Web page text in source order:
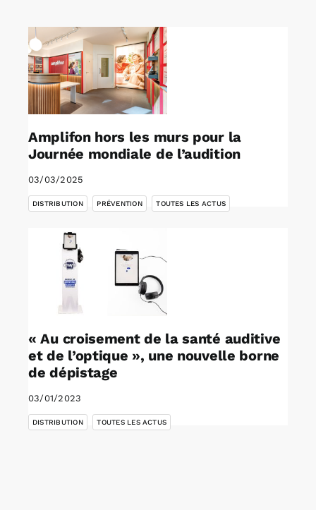
Rechercher:
Annonces emploi
Amplifon hors les murs pour la
Journée mondiale de l’audition
03/03/2025
DISTRIBUTION PRÉVENTION TOUTES LES ACTUS
« Au croisement de la santé auditive
et de l’optique », une nouvelle borne
de dépistage
03/01/2023
DISTRIBUTION TOUTES LES ACTUS